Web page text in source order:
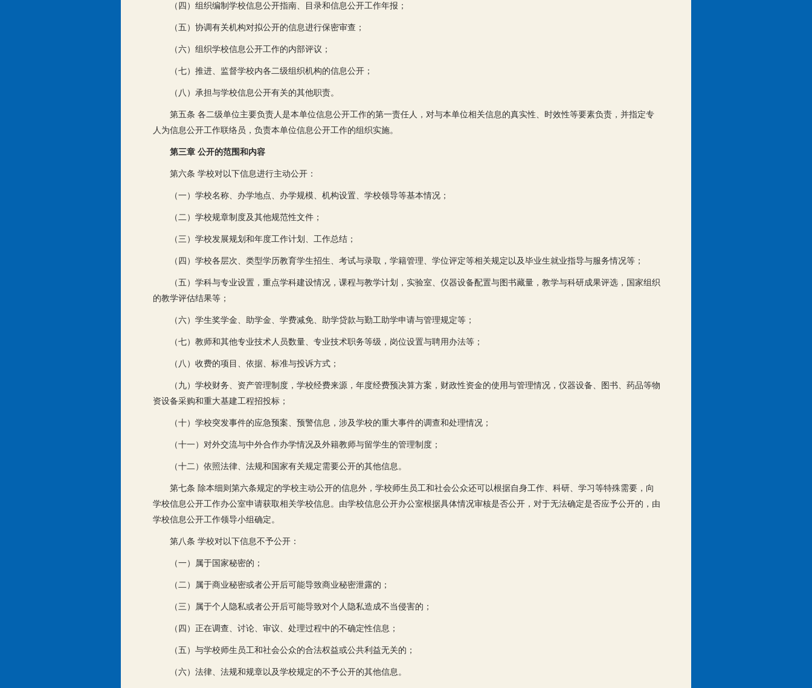
（四）组织编制学校信息公开指南、目录和信息公开工作年报；
（五）协调有关机构对拟公开的信息进行保密审查；
（六）组织学校信息公开工作的内部评议；
（七）推进、监督学校内各二级组织机构的信息公开；
（八）承担与学校信息公开有关的其他职责。
第五条 各二级单位主要负责人是本单位信息公开工作的第一责任人，对与本单位相关信息的真实性、时效性等要素负责，并指定专
人为信息公开工作联络员，负责本单位信息公开工作的组织实施。
第三章 公开的范围和内容
第六条 学校对以下信息进行主动公开：
（一）学校名称、办学地点、办学规模、机构设置、学校领导等基本情况；
（二）学校规章制度及其他规范性文件；
（三）学校发展规划和年度工作计划、工作总结；
（四）学校各层次、类型学历教育学生招生、考试与录取，学籍管理、学位评定等相关规定以及毕业生就业指导与服务情况等；
（五）学科与专业设置，重点学科建设情况，课程与教学计划，实验室、仪器设备配置与图书藏量，教学与科研成果评选，国家组织
的教学评估结果等；
（六）学生奖学金、助学金、学费减免、助学贷款与勤工助学申请与管理规定等；
（七）教师和其他专业技术人员数量、专业技术职务等级，岗位设置与聘用办法等；
（八）收费的项目、依据、标准与投诉方式；
（九）学校财务、资产管理制度，学校经费来源，年度经费预决算方案，财政性资金的使用与管理情况，仪器设备、图书、药品等物
资设备采购和重大基建工程招投标；
（十）学校突发事件的应急预案、预警信息，涉及学校的重大事件的调查和处理情况；
（十一）对外交流与中外合作办学情况及外籍教师与留学生的管理制度；
（十二）依照法律、法规和国家有关规定需要公开的其他信息。
第七条 除本细则第六条规定的学校主动公开的信息外，学校师生员工和社会公众还可以根据自身工作、科研、学习等特殊需要，向
学校信息公开工作办公室申请获取相关学校信息。由学校信息公开办公室根据具体情况审核是否公开，对于无法确定是否应予公开的，由
学校信息公开工作领导小组确定。
第八条 学校对以下信息不予公开：
（一）属于国家秘密的；
（二）属于商业秘密或者公开后可能导致商业秘密泄露的；
（三）属于个人隐私或者公开后可能导致对个人隐私造成不当侵害的；
（四）正在调查、讨论、审议、处理过程中的不确定性信息；
（五）与学校师生员工和社会公众的合法权益或公共利益无关的；
（六）法律、法规和规章以及学校规定的不予公开的其他信息。